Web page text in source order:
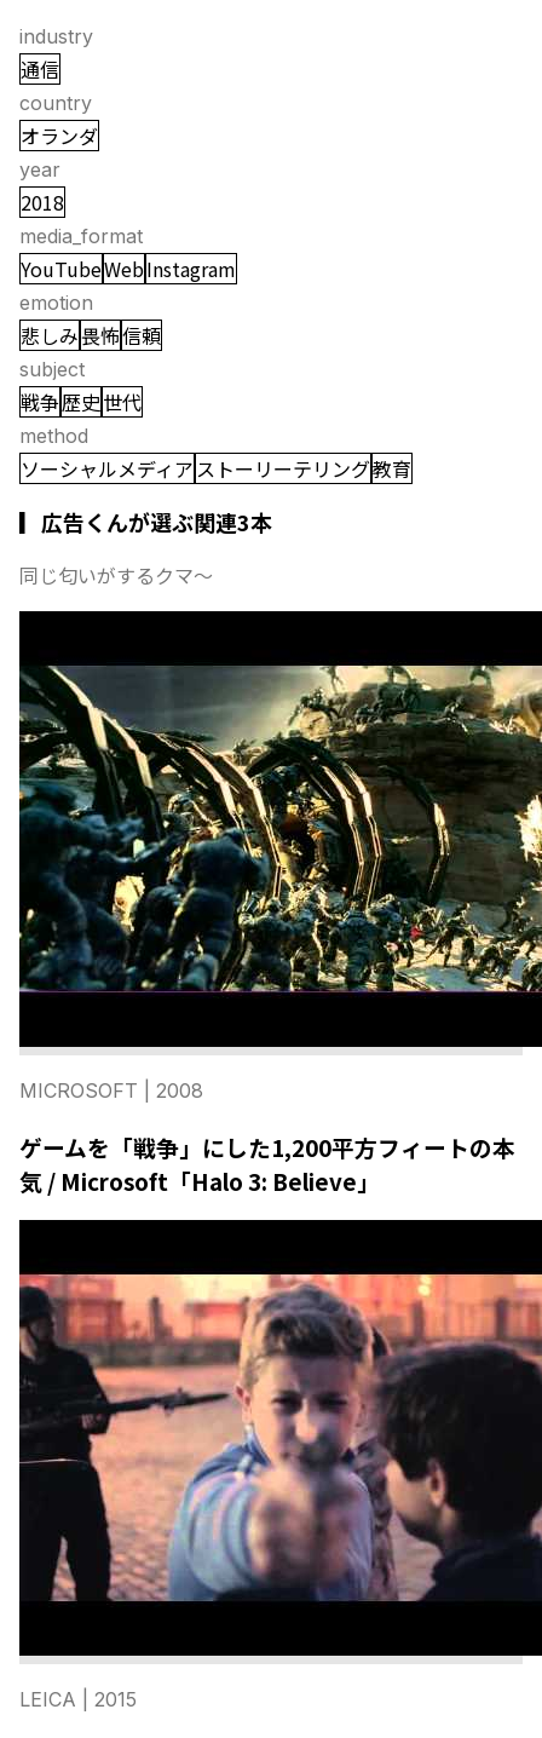
industry
通信
country
オランダ
year
2018
media_format
YouTubeWebInstagram
emotion
悲しみ畏怖信頼
subject
戦争歴史世代
method
ソーシャルメディアストーリーテリング教育
▎広告くんが選ぶ関連3本
同じ匂いがするクマ〜
MICROSOFT | 2008
ゲームを「戦争」にした1,200平方フィートの本
気 / Microsoft「Halo 3: Believe」
LEICA | 2015